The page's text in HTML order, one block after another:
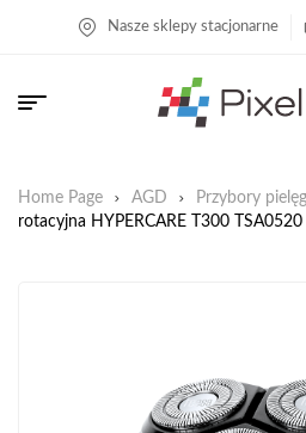
Nasze sklepy stacjonarne
Home Page AGD Przybory
rotacyjna HYPERCARE T300 TSA0520